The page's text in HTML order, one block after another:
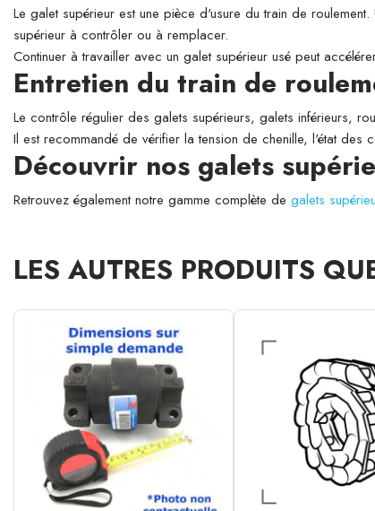
Le galet supérieur est une pièce d'usure du train de
supérieur à contrôler ou à remplacer.
Continuer à travailler avec un galet supérieur usé peut
Entretien du train de
Le contrôle régulier des galets supérieurs, galets inférieurs,
Il est recommandé de vérifier la tension de chenille, l'état
Découvrir nos galets
Retrouvez également notre gamme complète de galets
LES AUTRES PRODUITS